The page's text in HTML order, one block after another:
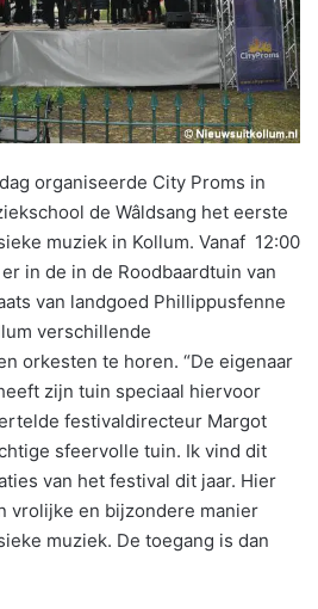
organiseerde City Proms in
de Wâldsang het eerste
muziek in Kollum. Vanaf 12:00
in de in de Roodbaardtuin van
van landgoed Phillippusfenne
verschillende
orkesten te horen. “De eigenaar
zijn tuin speciaal hiervoor
festivaldirecteur Margot
sfeervolle tuin. Ik vind dit
van het festival dit jaar. Hier
vrolijke en bijzondere manier
muziek. De toegang is dan